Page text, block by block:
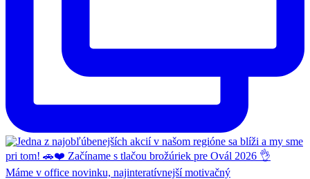
Máme v office novinku, najinteratívnejší motivačný